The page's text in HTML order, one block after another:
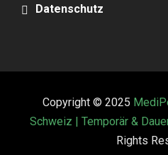
Datenschutz
Copyright © 2025
Schweiz | Temporär &
Rights